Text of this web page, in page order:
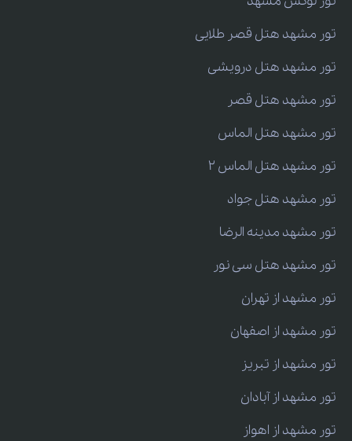
تور مشهد هتل قصر طلایی
تور مشهد هتل درویشی
تور مشهد هتل قصر
تور مشهد هتل الماس
تور مشهد هتل الماس 2
تور مشهد هتل جواد
تور مشهد مدینه الرضا
تور مشهد هتل سی نور
تور مشهد از تهران
تور مشهد از اصفهان
تور مشهد از تبریز
تور مشهد از آبادان
تور مشهد از اهواز